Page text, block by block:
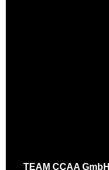
TEAM CCAA GmbH